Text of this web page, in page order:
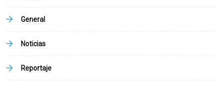
General
Noticias
Reportaje